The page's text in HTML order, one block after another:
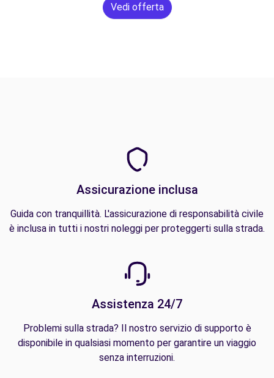
Vedi offerta
Assicurazione inclusa
Guida con tranquillità. L'assicurazione di responsabilità civile
è inclusa in tutti i nostri noleggi per proteggerti sulla strada.
Assistenza 24/7
Problemi sulla strada? Il nostro servizio di supporto è
disponibile in qualsiasi momento per garantire un viaggio
senza interruzioni.